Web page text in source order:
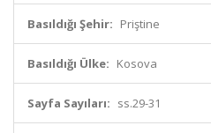
Basıldığı Şehir: Priştine
Basıldığı Ülke: Kosova
Sayfa Sayıları: ss.29-31